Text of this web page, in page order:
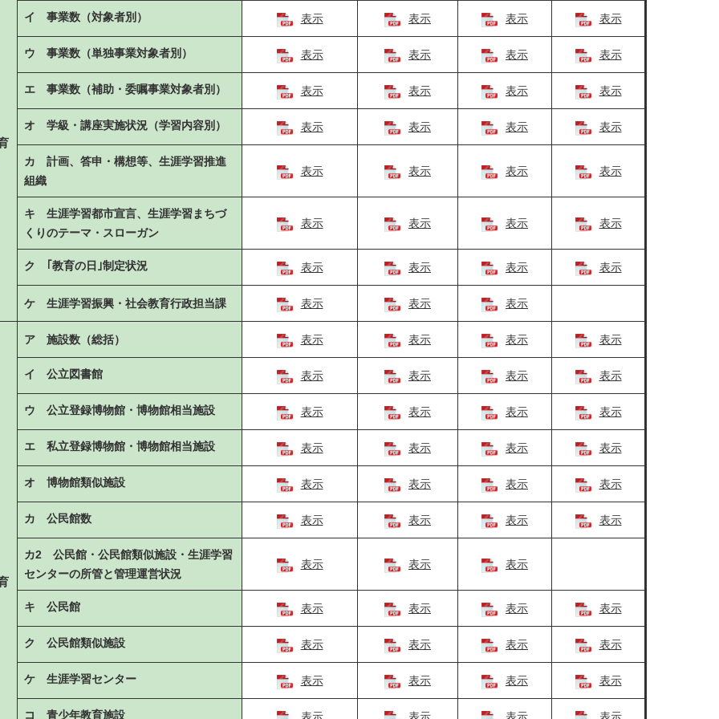
イ 事業数（対象者別） 表示 表示 表示 表示
ウ 事業数（単独事業対象者別） 表示 表示 表示 表示
エ 事業数（補助・委嘱事業対象者別） 表示 表示 表示 表示
オ 学級・講座実施状況（学習内容別） 表示 表示 表示 表示
カ 計画、答申・構想等、生涯学習推進
組織
表示 表示 表示 表示
キ 生涯学習都市宣言、生涯学習まちづ
くりのテーマ・スローガン
表示 表示 表示 表示
ク ｢教育の日｣制定状況 表示 表示 表示 表示
ケ 生涯学習振興・社会教育行政担当課 表示 表示 表示
ア 施設数（総括） 表示 表示 表示 表示
イ 公立図書館 表示 表示 表示 表示
ウ 公立登録博物館・博物館相当施設 表示 表示 表示 表示
エ 私立登録博物館・博物館相当施設 表示 表示 表示 表示
オ 博物館類似施設 表示 表示 表示 表示
カ 公民館数 表示 表示 表示 表示
カ2 公民館・公民館類似施設・生涯学習
センターの所管と管理運営状況
表示 表示 表示
キ 公民館 表示 表示 表示 表示
ク 公民館類似施設 表示 表示 表示 表示
ケ 生涯学習センター 表示 表示 表示 表示
コ 青少年教育施設